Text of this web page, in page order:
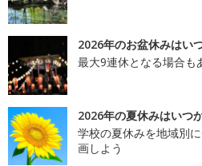
2026年のお盆休みはい
最大9連休となる場合も
2026年の夏休みはいつ
学校の夏休みを地域別
画しよう